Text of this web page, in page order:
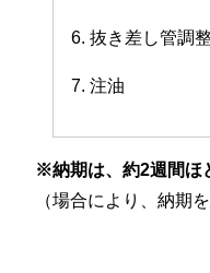
6. 抜き差し管調
7. 注油
※納期は、約2週間ほ
（場合により、納期